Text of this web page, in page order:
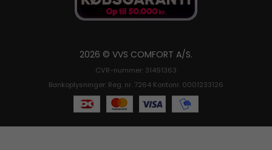
2026 © VVS COMFORT A/S.
CVR-nummer: 31491363
Bankoplysninger: Reg. nr. 7264 Kontonr. 0001233126